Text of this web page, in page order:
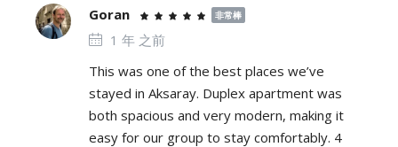
Goran 非常棒
1 年 之前
This was one of the best places we’ve
stayed in Aksaray. Duplex apartment was
both spacious and very modern, making it
easy for our group to stay comfortably. 4